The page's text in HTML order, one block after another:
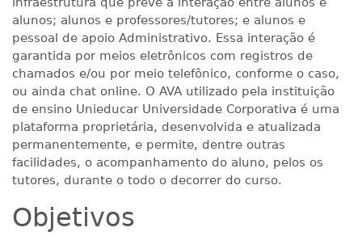
alunos; alunos e professores/tutores; e alunos e
pessoal de apoio Administrativo. Essa interação é
garantida por meios eletrônicos com registros de
chamados e/ou por meio telefônico, conforme o caso,
ou ainda chat online. O AVA utilizado pela instituição
de ensino Unieducar Universidade Corporativa é uma
plataforma proprietária, desenvolvida e atualizada
permanentemente, e permite, dentre outras
facilidades, o acompanhamento do aluno, pelos os
tutores, durante o todo o decorrer do curso.
Objetivos